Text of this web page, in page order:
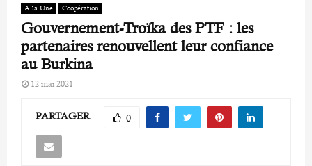
A la Une Coopération
Gouvernement-Troïka des PTF : les
partenaires renouvellent leur confiance
au Burkina
12 mai 2021
PARTAGER 0